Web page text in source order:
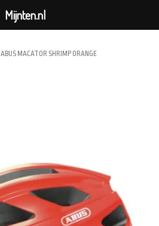
ABUS MACATOR SHRIMP ORANGE
Mijnten.nl